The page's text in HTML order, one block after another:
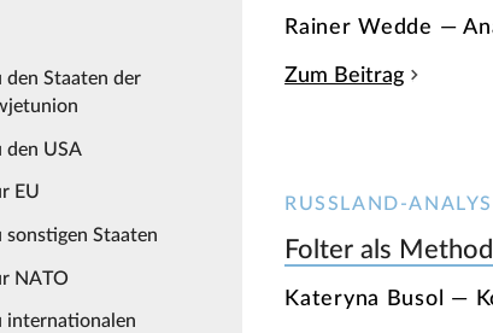
den Staaten der
den USA
EU
sonstigen Staaten
NATO
internationalen
Rainer Wedde —
Zum Beitrag
RUSSLAND-
Folter als
Kateryna Busol —